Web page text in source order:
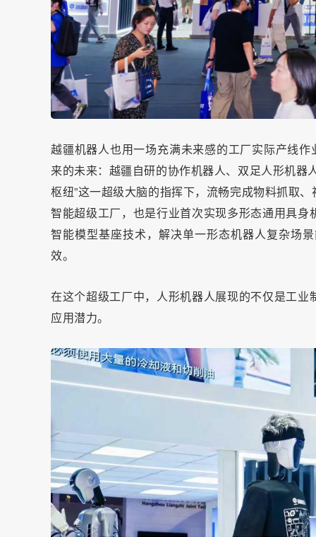
越疆机器人也用一场充满未来感的工厂实际产线
来的未来：越疆自研的协作机器人、双足人形机器
枢纽”这一超级大脑的指挥下，流畅完成物料抓取
智能超级工厂，也是行业首次实现多形态通用具
智能模型基座技术，解决单一形态机器人复杂场
效。
在这个超级工厂中，人形机器人展现的不仅是工
应用潜力。